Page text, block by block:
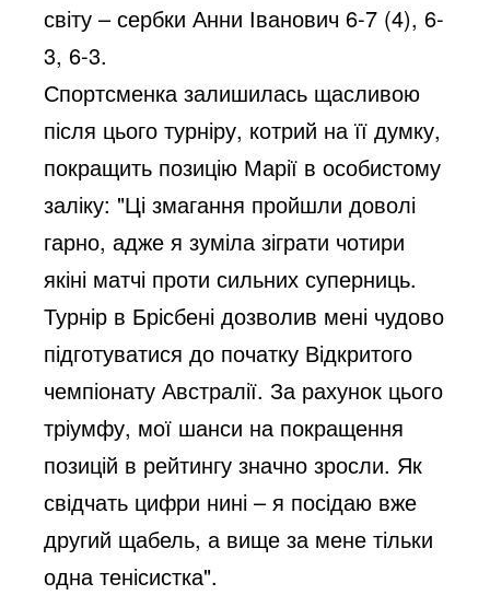
світу – сербки Анни Іванович 6-7 (4), 6-
3, 6-3.
Спортсменка залишилась щасливою
після цього турніру, котрий на її думку,
покращить позицію Марії в особистому
заліку: "Ці змагання пройшли доволі
гарно, адже я зуміла зіграти чотири
якіні матчі проти сильних суперниць.
Турнір в Брісбені дозволив мені чудово
підготуватися до початку Відкритого
чемпіонату Австралії. За рахунок цього
тріумфу, мої шанси на покращення
позицій в рейтингу значно зросли. Як
свідчать цифри нині – я посідаю вже
другий щабель, а вище за мене тільки
одна тенісистка".